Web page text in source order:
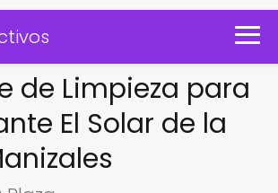
de Limpieza para
El Solar de la